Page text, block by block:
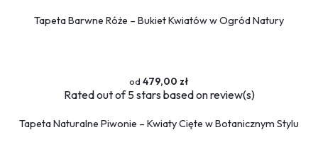
Tapeta Barwne Róże – Bukiet Kwiatów w Ogród Natury
479,00 zł
Ratedout of 5 stars based onreview(s)
Tapeta Naturalne Piwonie – Kwiaty Cięte w Botanicznym Stylu